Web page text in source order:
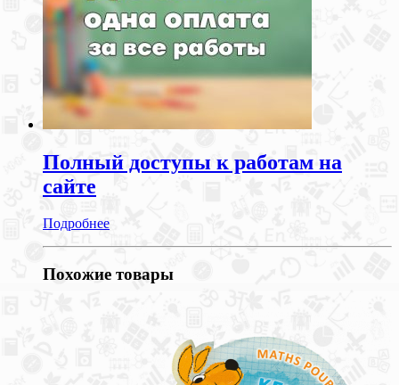
Полный доступы к работам на
сайте
Подробнее
Похожие товары